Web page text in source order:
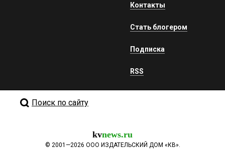
Контакты
Стать блогером
Подписка
RSS
Поиск по сайту
kvnews.ru
© 2001—2026 ООО ИЗДАТЕЛЬСКИЙ ДОМ «КВ».